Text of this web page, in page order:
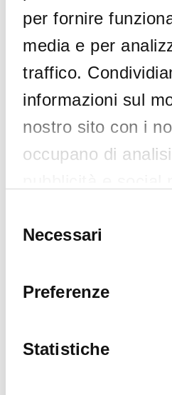
per fornire
media e per
traffico.
informazioni sul
nostro sito con i
occupano di
informazioni che
servizi.
delNecessari
Preferenze
Statistiche